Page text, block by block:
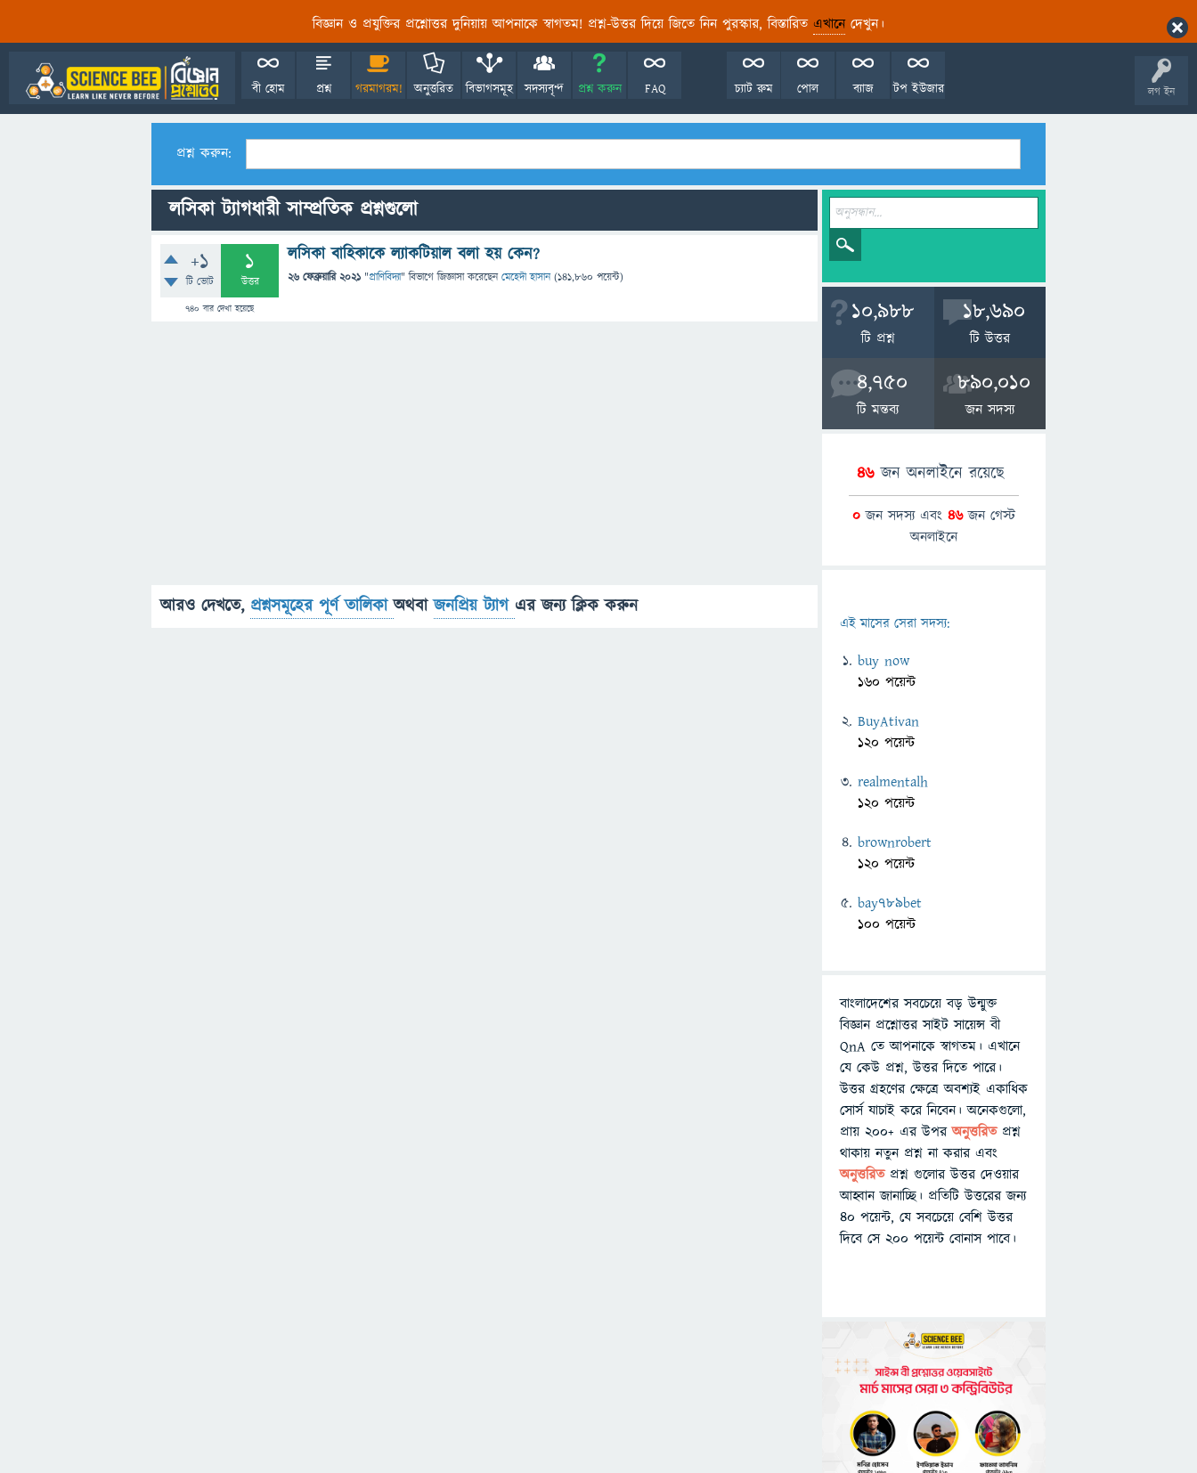
বিজ্ঞান ও প্রযুক্তির প্রশ্নোত্তর দুনিয়ায় আপনাকে স্বাগতম! প্রশ্ন-উত্তর দিয়ে জিতে নিন পুরস্কার, বিস্তারিত এখানেদেখুন।
লগ ইন
বী হোম প্রশ্ন গরমাগরম! অনুত্তরিত বিভাগসমূহ সদস্যবৃন্দ প্রশ্ন করুন FAQ টপ ইউজার
ব্যাজ
পোল
চ্যাট রুম
প্রশ্ন করুন:
লসিকা ট্যাগধারী সাম্প্রতিক প্রশ্নগুলো
+1
টি ভোট
1
উত্তর
740 বার দেখা হয়েছে
লসিকা বাহিকাকে ল্যাকটিয়াল বলা হয় কেন?
26 ফেব্রুয়ারি 2021 "প্রাণিবিদ্যা" বিভাগে জিজ্ঞাসাকরেছেনমেহেদী হাসান (141,860 পয়েন্ট)
আরও দেখতে, প্রশ্নসমূহের পূর্ণ তালিকাঅথবাজনপ্রিয় ট্যাগ এর জন্য ক্লিক করুন
10,988
টি প্রশ্ন
18,690
টি উত্তর
4,750
টি মন্তব্য
890,010
জন সদস্য
46জন অনলাইনে রয়েছে
0 জন সদস্য এবং 46জন গেস্ট
অনলাইনে
এই মাসের সেরা সদস্য:
buy now
160 পয়েন্ট
BuyAtivan
120 পয়েন্ট
realmentalh
120 পয়েন্ট
brownrobert
120 পয়েন্ট
bay789bet
100 পয়েন্ট
বাংলাদেশের সবচেয়ে বড় উন্মুক্ত
বিজ্ঞান প্রশ্নোত্তর সাইট সায়েন্স বী
QnA তে আপনাকে স্বাগতম। এখানে
যে কেউ প্রশ্ন, উত্তর দিতে পারে।
উত্তর গ্রহণের ক্ষেত্রে অবশ্যই একাধিক
সোর্স যাচাই করে নিবেন। অনেকগুলো,
প্রায় ২০০+ এর উপরঅনুত্তরিতপ্রশ্ন
থাকায় নতুন প্রশ্ন না করার এবং
অনুত্তরিত প্রশ্ন গুলোর উত্তর দেওয়ার
আহ্বান জানাচ্ছি। প্রতিটি উত্তরের জন্য
৪০ পয়েন্ট, যে সবচেয়ে বেশি উত্তর
দিবে সে ২০০ পয়েন্ট বোনাস পাবে।